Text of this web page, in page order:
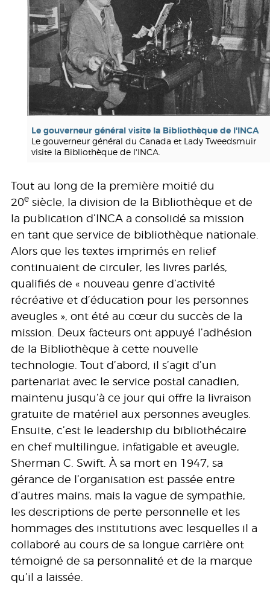
Le gouverneur général visite la Bibliothèque de l'INCA
Le gouverneur général du Canada et Lady Tweedsmuir
visite la Bibliothèque de l'INCA.
Tout au long de la première moitié du
20e siècle, la division de la Bibliothèque et de
la publication d’INCA a consolidé sa mission
en tant que service de bibliothèque nationale.
Alors que les textes imprimés en relief
continuaient de circuler, les livres parlés,
qualifiés de « nouveau genre d’activité
récréative et d’éducation pour les personnes
aveugles », ont été au cœur du succès de la
mission. Deux facteurs ont appuyé l’adhésion
de la Bibliothèque à cette nouvelle
technologie. Tout d’abord, il s’agit d’un
partenariat avec le service postal canadien,
maintenu jusqu’à ce jour qui offre la livraison
gratuite de matériel aux personnes aveugles.
Ensuite, c’est le leadership du bibliothécaire
en chef multilingue, infatigable et aveugle,
Sherman C. Swift. À sa mort en 1947, sa
gérance de l’organisation est passée entre
d’autres mains, mais la vague de sympathie,
les descriptions de perte personnelle et les
hommages des institutions avec lesquelles il a
collaboré au cours de sa longue carrière ont
témoigné de sa personnalité et de la marque
qu’il a laissée.